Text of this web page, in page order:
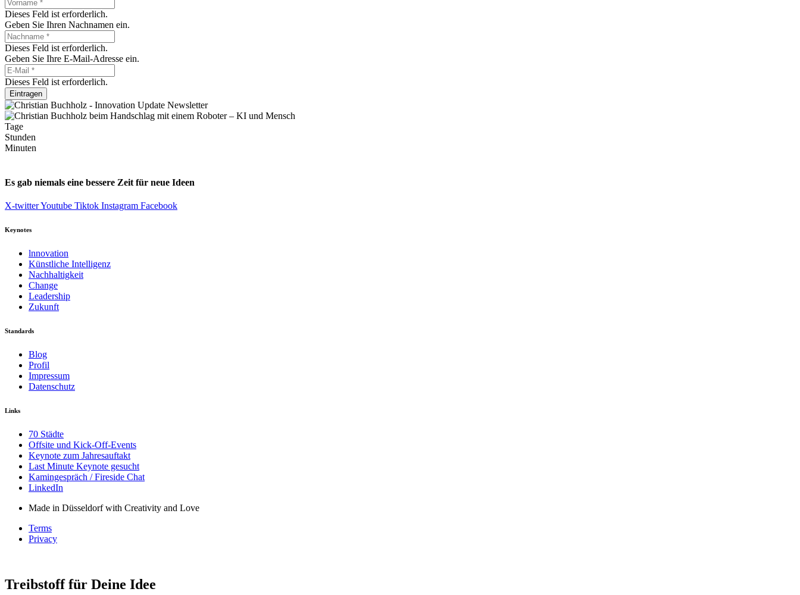
Dieses Feld ist erforderlich.
Geben Sie Ihren Nachnamen ein.
Dieses Feld ist erforderlich.
Geben Sie Ihre E-Mail-Adresse ein.
Dieses Feld ist erforderlich.
Eintragen
Tage
Stunden
Minuten
Es gab niemals eine bessere Zeit für neue Ideen
X-twitterYoutube Tiktok Instagram Facebook
Keynotes
lnnovation
Künstliche Intelligenz
Nachhaltigkeit
Change
Leadership
Zukunft
Standards
Blog
Profil
Impressum
Datenschutz
Links
70 Städte
Offsite und Kick-Off-Events
Keynote zum Jahresauftakt
Last Minute Keynote gesucht
Kamingespräch / Fireside Chat
LinkedIn
Made in Düsseldorf with Creativity and Love
Terms
Privacy
Treibstoff für Deine Idee